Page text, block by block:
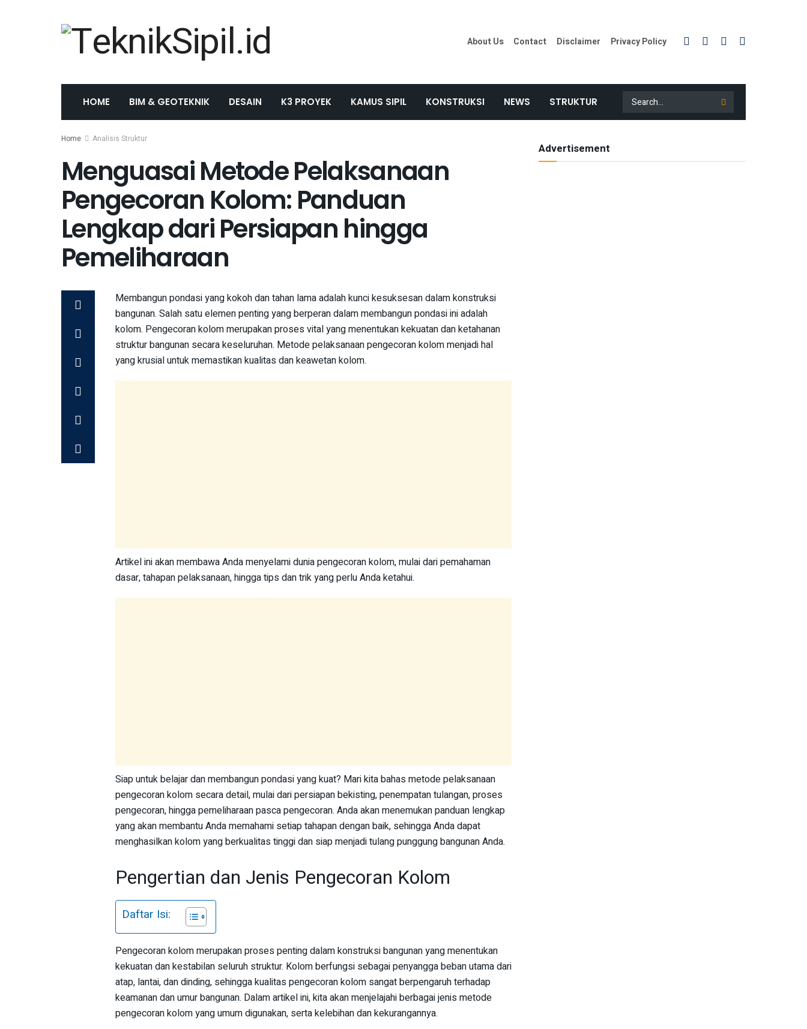
About Us Contact Disclaimer Privacy Policy
HOME BIM & GEOTEKNIK DESAIN K3 PROYEK KAMUS SIPIL KONSTRUKSI NEWS STRUKTUR
Home Analisis Struktur
Menguasai Metode Pelaksanaan
Pengecoran Kolom: Panduan
Lengkap dari Persiapan hingga
Pemeliharaan
Membangun pondasi yang kokoh dan tahan lama adalah kunci kesuksesan dalam konstruksi
bangunan. Salah satu elemen penting yang berperan dalam membangun pondasi ini adalah
kolom. Pengecoran kolom merupakan proses vital yang menentukan kekuatan dan ketahanan
struktur bangunan secara keseluruhan. Metode pelaksanaan pengecoran kolom menjadi hal
yang krusial untuk memastikan kualitas dan keawetan kolom.
Artikel ini akan membawa Anda menyelami dunia pengecoran kolom, mulai dari pemahaman
dasar, tahapan pelaksanaan, hingga tips dan trik yang perlu Anda ketahui.
Siap untuk belajar dan membangun pondasi yang kuat? Mari kita bahas metode pelaksanaan
pengecoran kolom secara detail, mulai dari persiapan bekisting, penempatan tulangan, proses
pengecoran, hingga pemeliharaan pasca pengecoran. Anda akan menemukan panduan lengkap
yang akan membantu Anda memahami setiap tahapan dengan baik, sehingga Anda dapat
menghasilkan kolom yang berkualitas tinggi dan siap menjadi tulang punggung bangunan Anda.
Pengertian dan Jenis Pengecoran Kolom
Daftar Isi:
Pengecoran kolom merupakan proses penting dalam konstruksi bangunan yang menentukan
kekuatan dan kestabilan seluruh struktur. Kolom berfungsi sebagai penyangga beban utama dari
atap, lantai, dan dinding, sehingga kualitas pengecoran kolom sangat berpengaruh terhadap
keamanan dan umur bangunan. Dalam artikel ini, kita akan menjelajahi berbagai jenis metode
pengecoran kolom yang umum digunakan, serta kelebihan dan kekurangannya.
Advertisement